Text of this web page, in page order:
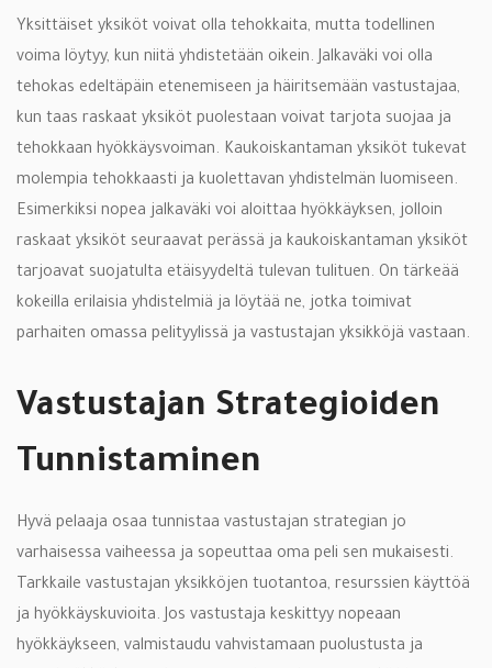
Yksittäiset yksiköt voivat olla tehokkaita, mutta todellinen
voima löytyy, kun niitä yhdistetään oikein. Jalkaväki voi olla
tehokas edeltäpäin etenemiseen ja häiritsemään vastustajaa,
kun taas raskaat yksiköt puolestaan voivat tarjota suojaa ja
tehokkaan hyökkäysvoiman. Kaukoiskantaman yksiköt tukevat
molempia tehokkaasti ja kuolettavan yhdistelmän luomiseen.
Esimerkiksi nopea jalkaväki voi aloittaa hyökkäyksen, jolloin
raskaat yksiköt seuraavat perässä ja kaukoiskantaman yksiköt
tarjoavat suojatulta etäisyydeltä tulevan tulituen. On tärkeää
kokeilla erilaisia yhdistelmiä ja löytää ne, jotka toimivat
parhaiten omassa pelityylissä ja vastustajan yksikköjä vastaan.
Vastustajan Strategioiden
Tunnistaminen
Hyvä pelaaja osaa tunnistaa vastustajan strategian jo
varhaisessa vaiheessa ja sopeuttaa oma peli sen mukaisesti.
Tarkkaile vastustajan yksikköjen tuotantoa, resurssien käyttöä
ja hyökkäyskuvioita. Jos vastustaja keskittyy nopeaan
hyökkäykseen, valmistaudu vahvistamaan puolustusta ja